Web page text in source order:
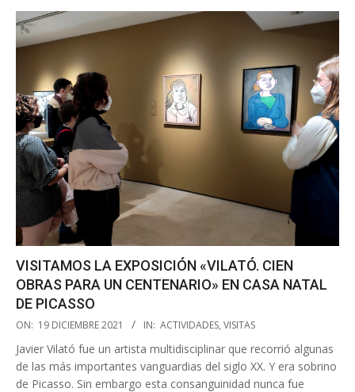
VISITAMOS LA EXPOSICIÓN «VILATÓ. CIEN
OBRAS PARA UN CENTENARIO» EN CASA NATAL
DE PICASSO
2021-
19
ON: 19 DICIEMBRE 2021 IN: ACTIVIDADES, VISITAS
Javier Vilató fue un artista multidisciplinar que recorrió algunas
de las más importantes vanguardias del siglo XX. Y era sobrino
de Picasso. Sin embargo esta consanguinidad nunca fue